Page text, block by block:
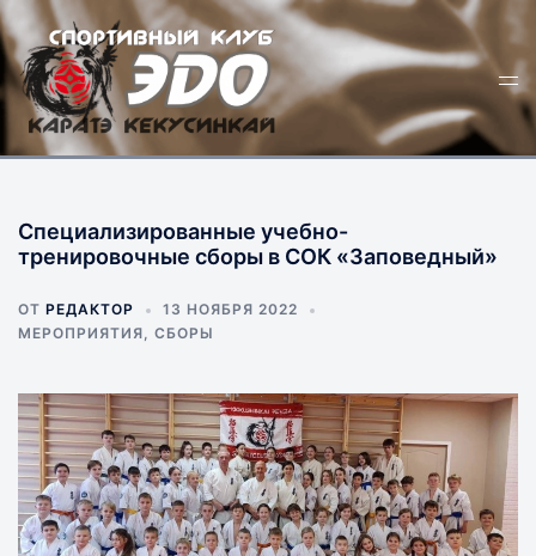
Перейти
к
содержимому
Специализированные учебно-
тренировочные сборы в СОК «Заповедный»
ОТ РЕДАКТОР
13 НОЯБРЯ 2022
МЕРОПРИЯТИЯ, СБОРЫ